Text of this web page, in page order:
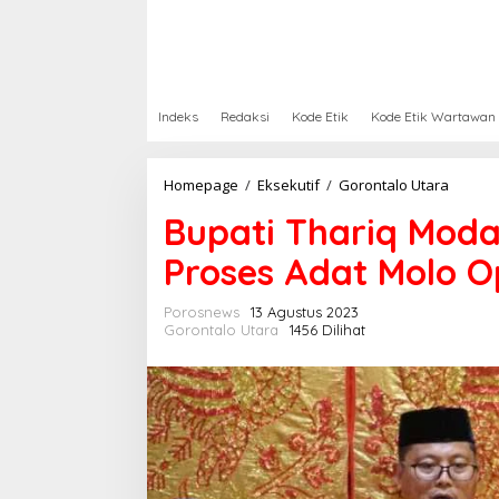
Indeks Redaksi Kode Etik Kode Etik Wartawan
Homepage / Eksekutif / Gorontalo Utara
p
a
t
i
r
i
q
o
d
a
Bupati Thariq
Proses Adat Molo
Porosnews
13 Agustus 2023
Gorontalo Utara
1456 Dilihat